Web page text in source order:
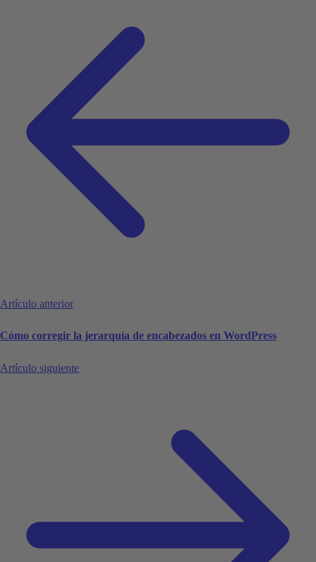
Artículo anterior
Cómo corregir la jerarquía de encabezados en WordPress
Artículo siguiente